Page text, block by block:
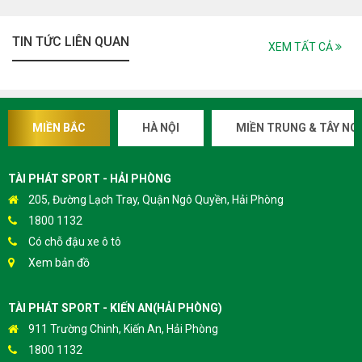
FJ-4200 được cài đặt12 bài massage tự độn
dynamic, toàn thân, chúc ngủ ngon... Tích hợp chế độ massage từ
truyền thống đến Shiatsu - Nhật Bản, Kéo duỗi Thái... mang lại
hiệu quả nhanh chóng. Massage nhiệt hồng ngoại tác động sâu
vào các huyệt đạo hỗ trợ khí huyết lưu thông dễ dàng.
TIN TỨC LIÊN QUAN XEM TẤT CẢ
MIỀN BẮC HÀ NỘI MIỀN TRUNG & TÂY
TÀI PHÁT SPORT - HẢI PHÒNG
205, Đường Lạch Tray, Quận Ngô Quyền, Hải Phòng
1800 1132
Có chỗ đậu xe ô tô
Xem bản đồ
TÀI PHÁT SPORT - KIẾN AN(HẢI PHÒNG)
911 Trường Chinh, Kiến An, Hải Phòng
1800 1132